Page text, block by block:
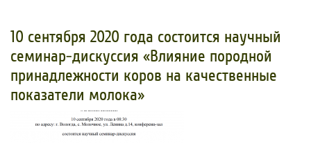
​10 сентября 2020 года состоится научный
семинар-дискуссия «Влияние породной
принадлежности коров на качественные
показатели молока»